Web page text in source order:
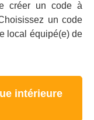
créer un code à
un code
local équipé(e) de
intérieure